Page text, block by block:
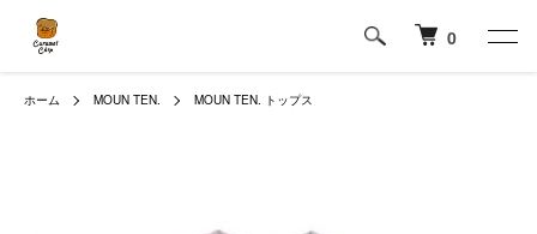
0
ホーム MOUN TEN. MOUN TEN. トップス